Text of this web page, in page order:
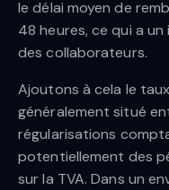
le délai moyen de
48 heures, ce qui a
des collaborateurs.
Ajoutons à cela le
généralement situé
régularisations
potentiellement des
sur la TVA. Dans un